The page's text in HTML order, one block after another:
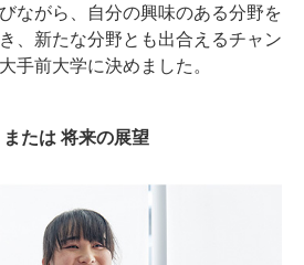
ながら、自分の興味のある分野を
、新たな分野とも出合えるチャン
手前大学に決めました。
たは 将来の展望